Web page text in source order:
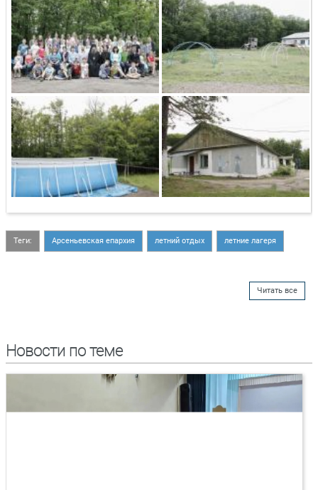
Теги: Арсеньевская епархия летний отдых летние лагеря
Читать все
Новости по теме